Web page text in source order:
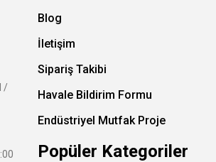
/
Blog
İletişim
Sipariş Takibi
Havale Bildirim Formu
Endüstriyel Mutfak Proje
Popüler Kategoriler